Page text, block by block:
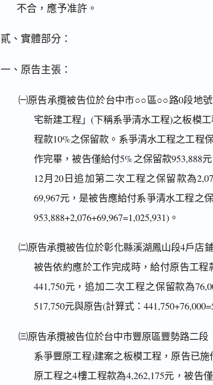
不合，應予准許。
貳、實體部分：
一、原告主張：
㈠原告承攬被告位於台中市○○區○○路0段地
宅新建工程」(下稱系爭清水工程)之板模
程款10%之保留款。系爭清水工程之工程
作完畢，被告僅給付5%之保留款953,888
12月20日追加第二次工程之保留款為
69,967元，是被告應給付系爭清水工程之
953,888+2,076+69,967=1,025,931)。
㈡原告承攬被告位於彰化縣溪湖鳳山段4戶店
被告依約應於工作完成時，給付原告工
441,750元，追加二次工程之保留款為
517,750元與原告(計算式：
㈢原告承攬被告位於台中市豐原區豐勢路二
系爭豐原工程)建案之板模工程，原告已
原工程之4樓工程款為4,262,175元，被告